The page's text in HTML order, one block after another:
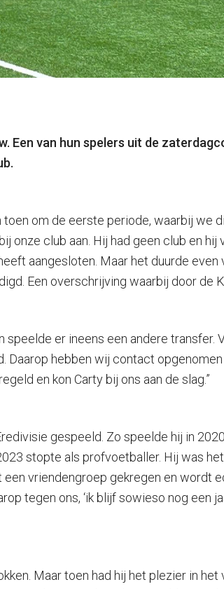
Een van hun spelers uit de
om de eerste periode, waarbij we
onze club aan. Hij had geen club en
aangesloten. Maar het duurde
Een overschrijving waarbij door de
er ineens een andere
Daarop hebben wij contact
en kon Carty bij ons aan de slag.”
gespeeld. Zo speelde hij in
stopte als profvoetballer. Hij was
vriendengroep gekregen en wordt
tegen ons, ‘ik blijf sowieso nog een
Maar toen had hij het plezier in